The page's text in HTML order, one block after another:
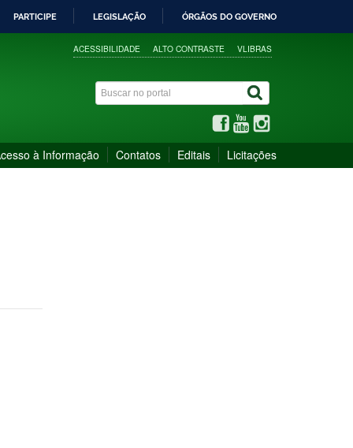
PARTICIPE LEGISLAÇÃO ÓRGÃOS DO GOVERNO
ACESSIBILIDADE ALTO CONTRASTE VLIBRAS
à Informação Contatos Editais Licitações